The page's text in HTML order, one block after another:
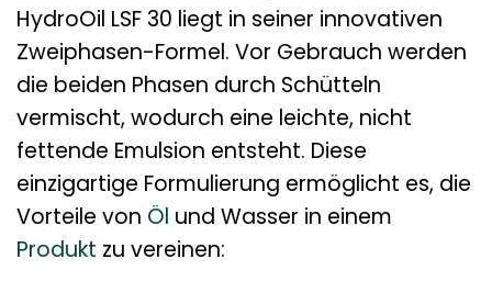
HydroOil LSF 30 liegt in seiner innovativen
Zweiphasen-Formel. Vor Gebrauch werden
die beiden Phasen durch Schütteln
vermischt, wodurch eine leichte, nicht
fettende Emulsion entsteht. Diese
einzigartige Formulierung ermöglicht es, die
Vorteile von Öl und Wasser in einem
Produkt zu vereinen: